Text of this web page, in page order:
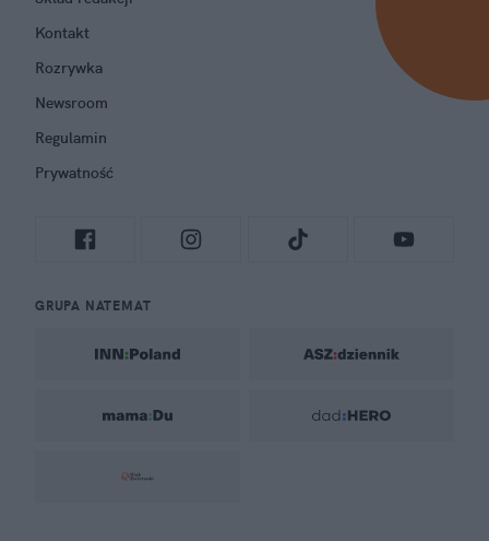
Kontakt
Rozrywka
Newsroom
Regulamin
Prywatność
GRUPA NATEMAT